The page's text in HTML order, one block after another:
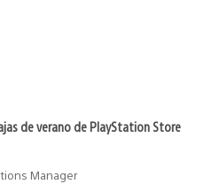
de verano de PlayStation Store
Manager